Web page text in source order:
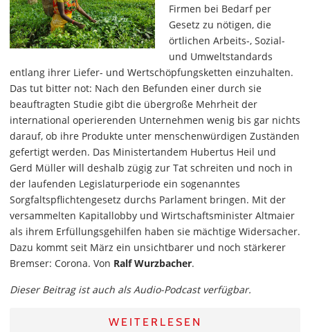
Firmen bei Bedarf per
Gesetz zu nötigen, die
örtlichen Arbeits-, Sozial-
und Umweltstandards
entlang ihrer Liefer- und Wertschöpfungsketten einzuhalten.
Das tut bitter not: Nach den Befunden einer durch sie
beauftragten Studie gibt die übergroße Mehrheit der
international operierenden Unternehmen wenig bis gar nichts
darauf, ob ihre Produkte unter menschenwürdigen Zuständen
gefertigt werden. Das Ministertandem Hubertus Heil und
Gerd Müller will deshalb zügig zur Tat schreiten und noch in
der laufenden Legislaturperiode ein sogenanntes
Sorgfaltspflichtengesetz durchs Parlament bringen. Mit der
versammelten Kapitallobby und Wirtschaftsminister Altmaier
als ihrem Erfüllungsgehilfen haben sie mächtige Widersacher.
Dazu kommt seit März ein unsichtbarer und noch stärkerer
Bremser: Corona. Von Ralf Wurzbacher.
Dieser Beitrag ist auch als Audio-Podcast verfügbar.
WEITERLESEN